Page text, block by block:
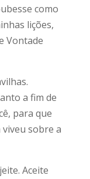
como
lições,
Vontade
a fim de
para que
viveu sobre a
Aceite